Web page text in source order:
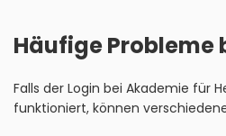
Häufige Probleme
Falls der Login bei Akademie für
funktioniert, können